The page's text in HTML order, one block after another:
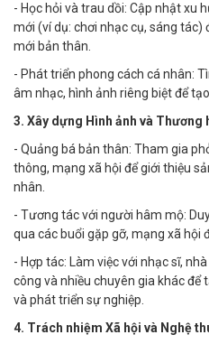
- Học hỏi và trau dồi: Cập nhật xu
mới (ví dụ: chơi nhạc cụ, sáng
mới bản thân.
- Phát triển phong cách cá nhân:
âm nhạc, hình ảnh riêng biệt để
3. Xây dựng Hình ảnh và Thương
- Quảng bá bản thân: Tham gia
thông, mạng xã hội để giới thiệu
nhân.
- Tương tác với người hâm mộ:
qua các buổi gặp gỡ, mạng xã hội
- Hợp tác: Làm việc với nhạc sĩ,
công và nhiều chuyên gia khác
và phát triển sự nghiệp.
4. Trách nhiệm Xã hội và Nghệ